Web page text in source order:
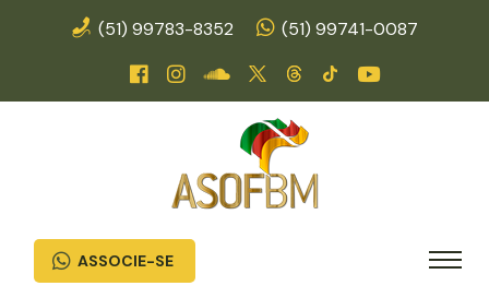
(51) 99783-8352 (51) 99741-0087
ASSOCIE-SE